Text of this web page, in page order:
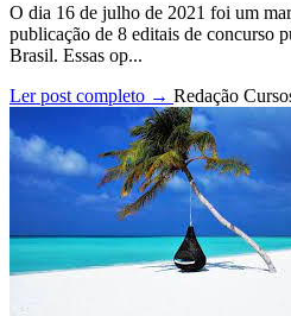
O dia 16 de julho de 2021 foi um
publicação de 8 editais de concurso
Brasil. Essas op...
Ler post completo → Redação